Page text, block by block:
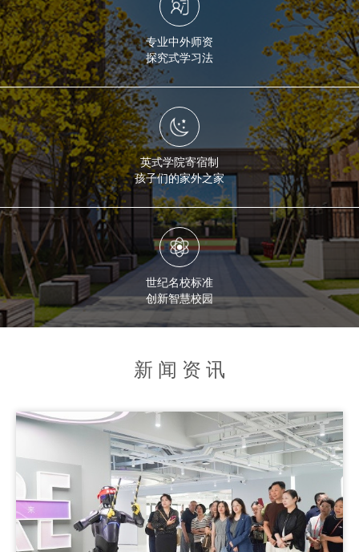
专业中外师资
探究式学习法
英式学院寄宿制
孩子们的家外之家
世纪名校标准
创新智慧校园
新闻资 讯